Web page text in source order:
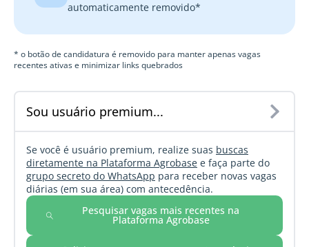
automaticamente removido*
* o botão de candidatura é removido para manter apenas vagas
recentes ativas e minimizar links quebrados
Sou usuário premium...
Se você é usuário premium, realize suas buscas
diretamente na Plataforma Agrobase e faça parte do
grupo secreto do WhatsApp para receber novas vagas
diárias (em sua área) com antecedência.
Pesquisar vagas mais recentes na
Plataforma Agrobase